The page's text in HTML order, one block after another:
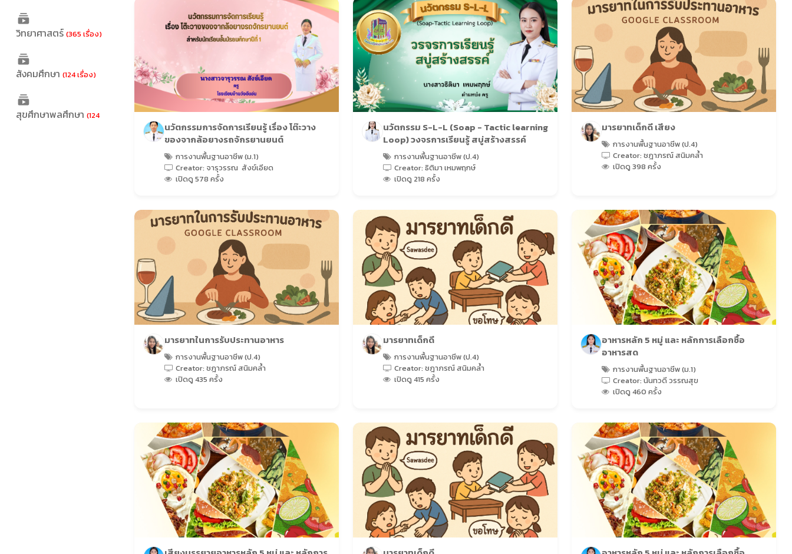
วิทยาศาสตร์ (365 เรื่อง)
สังคมศึกษา (124 เรื่อง)
สุขศึกษาพลศึกษา (124
นวัตกรรมการจัดการเรียนรู้ เรื่อง โต๊ะวาง
ของจากล้อยางรถจักรยานยนต์
การงานพื้นฐานอาชีพ (ม.1)
Creator: จารุวรรณ สังข์เอียด
เปิดดู 578 ครั้ง
นวัตกรรม S-L-L (Soap - Tactic learning
Loop) วงจรการเรียนรู้ สบู่สร้างสรรค์
การงานพื้นฐานอาชีพ (ป.4)
Creator: ธิติมา เหมพฤกษ์
เปิดดู 218 ครั้ง
มารยาทเด็กดี เสียง
การงานพื้นฐานอาชีพ (ป.4)
Creator: ชฎาภรณ์ สนิมคล้ำ
เปิดดู 398 ครั้ง
มารยาทในการรับประทานอาหาร
การงานพื้นฐานอาชีพ (ป.4)
Creator: ชฎาภรณ์ สนิมคล้ำ
เปิดดู 435 ครั้ง
มารยาทเด็กดี
การงานพื้นฐานอาชีพ (ป.4)
Creator: ชฎาภรณ์ สนิมคล้ำ
เปิดดู 415 ครั้ง
อาหารหลัก 5 หมู่ และ หลักการเลือกซื้อ
อาหารสด
การงานพื้นฐานอาชีพ (ม.1)
Creator: นันทวดี วรรณสุข
เปิดดู 460 ครั้ง